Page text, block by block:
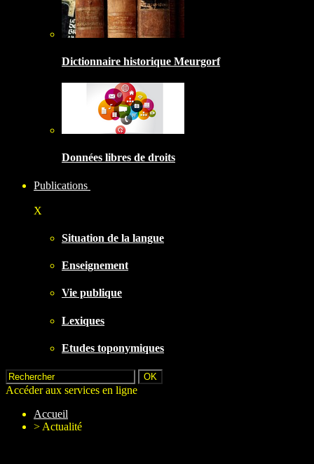
Dictionnaire historique Meurgorf
Données libres de droits
Publications
X
Situation de la langue
Enseignement
Vie publique
Lexiques
Etudes toponymiques
Accéder aux services en ligne
Accueil
> Actualité